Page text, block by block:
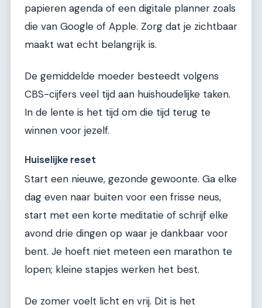
papieren agenda of een digitale planner zoals
die van Google of Apple. Zorg dat je zichtbaar
maakt wat echt belangrijk is.
De gemiddelde moeder besteedt volgens
CBS-cijfers veel tijd aan huishoudelijke taken.
In de lente is het tijd om die tijd terug te
winnen voor jezelf.
Huiselijke reset
Start een nieuwe, gezonde gewoonte. Ga elke
dag even naar buiten voor een frisse neus,
start met een korte meditatie of schrijf elke
avond drie dingen op waar je dankbaar voor
bent. Je hoeft niet meteen een marathon te
lopen; kleine stapjes werken het best.
De zomer voelt licht en vrij. Dit is het